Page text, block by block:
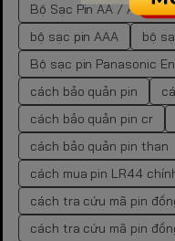
Bộ Sạc Pin AA / AAA
bộ sạc pin AAA
bộ
Bộ sạc pin Panasonic
cách bảo quản pin
cách bảo quản pin cr
cách bảo quản pin than
cách mua pin LR44
cách tra cứu mã pin
cách tra cứu mã pin